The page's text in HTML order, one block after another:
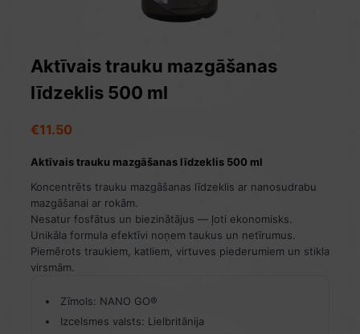
Aktīvais trauku mazgāšanas
līdzeklis 500 ml
€11.50
Aktīvais trauku mazgāšanas līdzeklis 500 ml
Koncentrēts trauku mazgāšanas līdzeklis ar nanosudrabu
mazgāšanai ar rokām.
Nesatur fosfātus un biezinātājus — ļoti ekonomisks.
Unikāla formula efektīvi noņem taukus un netīrumus.
Piemērots traukiem, katliem, virtuves piederumiem un stikla
virsmām.
Zīmols: NANO GO®
Izcelsmes valsts: Lielbritānija